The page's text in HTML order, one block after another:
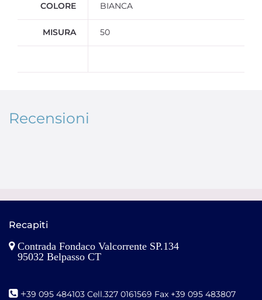
COLORE BIANCA
MISURA 50
Recensioni
Recapiti
Contrada Fondaco Valcorrente SP.134
95032 Belpasso CT
+39 095 484103 Cell.327 0161569 Fax +39 095 483807